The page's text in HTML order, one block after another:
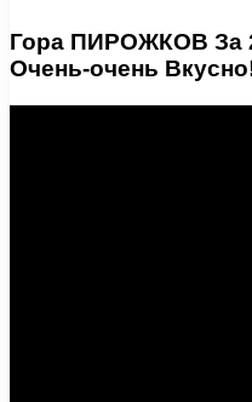
Гора ПИРОЖКОВ За
Очень-очень